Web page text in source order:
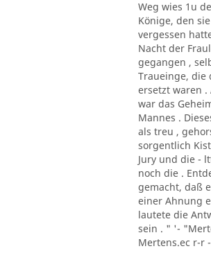
Weg wies 1u
Könige, den
vergessen
Nacht der
gegangen ,
Traueinge, die
ersetzt waren .
war das
Mannes .
als treu ,
sorgentlich
Jury und die -
noch die .
gemacht, daß
einer Ahnung
lautete die
sein . " '-
Mertens.ec r-r